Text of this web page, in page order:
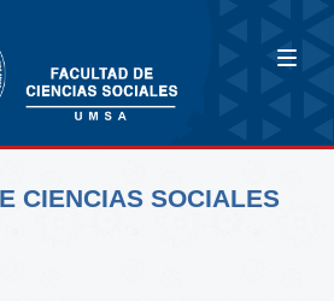
CIENCIAS SOCIALES